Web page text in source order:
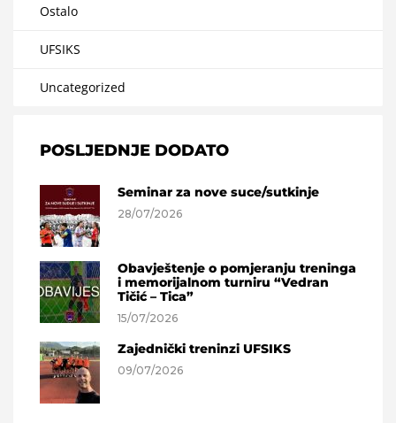
Ostalo
UFSIKS
Uncategorized
POSLJEDNJE DODATO
Seminar za nove suce/sutkinje
28/07/2026
Obavještenje o pomjeranju treninga
i memorijalnom turniru “Vedran
Tičić – Tica”
15/07/2026
Zajednički treninzi UFSIKS
09/07/2026